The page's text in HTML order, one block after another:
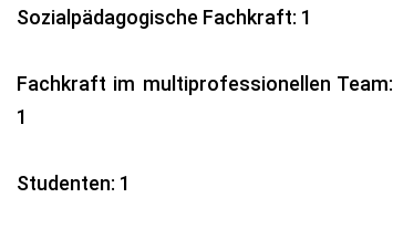
Sozialpädagogische Fachkraft: 1
Fachkraft im multiprofessionellen Team:
1
Studenten: 1